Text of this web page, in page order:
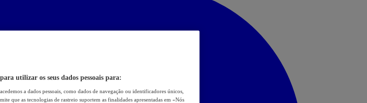
utilizar os seus dados pessoais para:
a dados pessoais, como dados de navegação ou identificadores únicos,
que as tecnologias de rastreio suportem as finalidades apresentadas em «Nós